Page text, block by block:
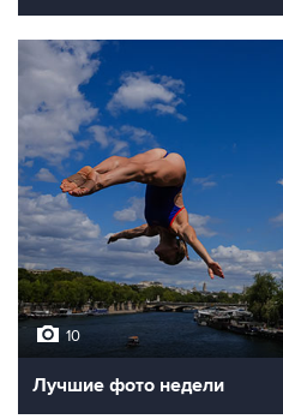
10
Лучшие фото недели